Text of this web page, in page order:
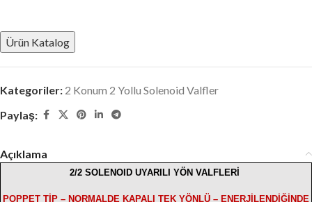
Ürün Katalog
Kategoriler: 2 Konum 2 Yollu Solenoid Valfler
Paylaş:
Açıklama
2/2 SOLENOID UYARILI YÖN VALFLERİ
POPPET TİP – NORMALDE KAPALI TEK YÖNLÜ – ENERJİLENDİĞİNDE